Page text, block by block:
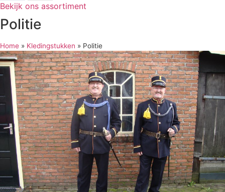
Bekijk ons assortiment
Politie
Home » Kledingstukken » Politie